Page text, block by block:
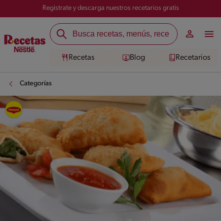
Registrate y descarga nuestros recetarios gratis
Recetas Blog Recetarios
Categorías